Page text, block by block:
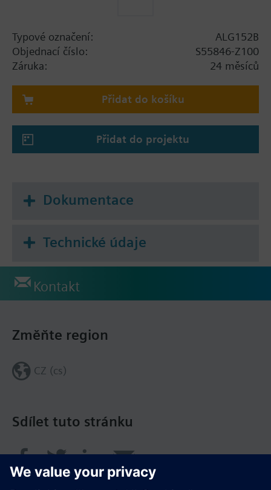
Typové označení:
ALG152B
Objednací číslo:
S55846-Z100
Záruka:
24 měsíců
Přidat do košíku
Přidat do projektu
Dokumentace
Technické údaje
Kontakt
Sdílet tuto stránku
Změňte region
CZ (cs)